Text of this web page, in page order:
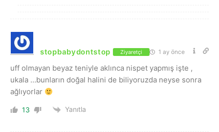
stopbabydontstop Ziyaretçi 1 ay önce
uff olmayan beyaz teniyle aklınca nispet yapmış işte ,
ukala …bunların doğal halini de biliyoruzda neyse sonra
ağlıyorlar
13 Yanıtla